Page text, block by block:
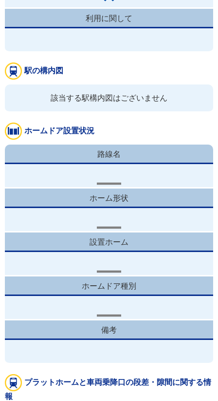
利用に関して
駅の構内図
該当する駅構内図はございません
ホームドア設置状況
路線名
ホーム形状
設置ホーム
ホームドア種別
備考
プラットホームと車両乗降口の段差・隙間に関する情
報